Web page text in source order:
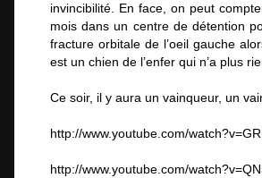
invincibilité. En face, on peut
mois dans un centre de détention
fracture orbitale de l’oeil gauche
est un chien de l’enfer qui n’a plus
Ce soir, il y aura un vainqueur, un
http://www.youtube.com/
http://www.youtube.com/